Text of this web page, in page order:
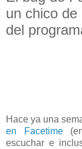
un chico
del
Hace ya una
en Facetime(en
escuchar e